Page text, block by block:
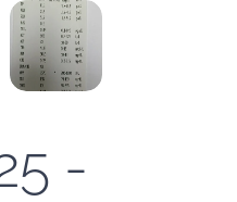
-